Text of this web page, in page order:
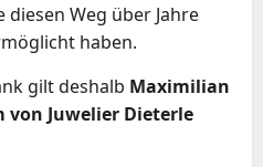
Weg über Jahre
haben.
gilt deshalb Maximilian
von Juwelier Dieterle